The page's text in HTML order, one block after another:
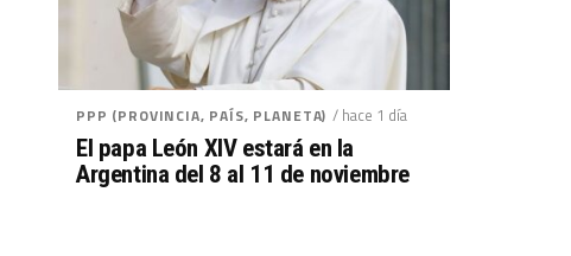
PPP (PROVINCIA, PAÍS, PLANETA) / hace 1 día
El papa León XIV estará en la
Argentina del 8 al 11 de noviembre